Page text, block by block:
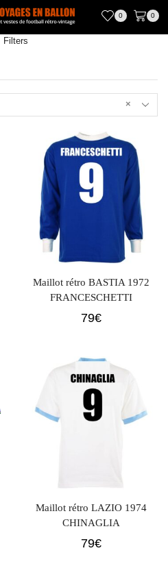
0 0
Filters
×
Maillot rétro BASTIA 1972
FRANCESCHETTI
79€
Maillot rétro LAZIO 1974
CHINAGLIA
79€